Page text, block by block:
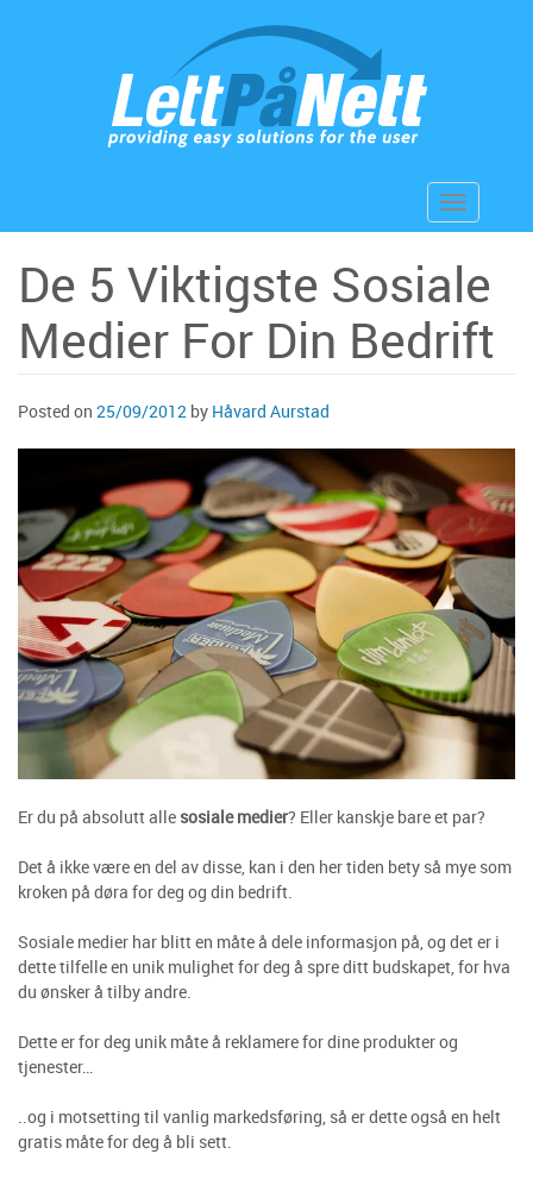
Toggle
navigation
De 5 Viktigste Sosiale
Medier For Din Bedrift
Posted on 25/09/2012 by Håvard Aurstad
Er du på absolutt alle sosiale medier? Eller kanskje bare et par?
Det å ikke være en del av disse, kan i den her tiden bety så mye som
kroken på døra for deg og din bedrift.
Sosiale medier har blitt en måte å dele informasjon på, og det er i
dette tilfelle en unik mulighet for deg å spre ditt budskapet, for hva
du ønsker å tilby andre.
Dette er for deg unik måte å reklamere for dine produkter og
tjenester…
..og i motsetting til vanlig markedsføring, så er dette også en helt
gratis måte for deg å bli sett.